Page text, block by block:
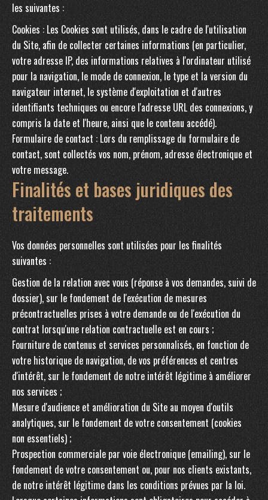
les suivantes :
Cookies : Les Cookies sont utilisés, dans le cadre de l'utilisation
du Site, afin de collecter certaines informations (en particulier,
votre adresse IP, des informations relatives à l'ordinateur utilisé
pour la navigation, le mode de connexion, le type et la version du
navigateur internet, le système d'exploitation et d'autres
identifiants techniques ou encore l'adresse URL des connexions, y
compris la date et l'heure, ainsi que le contenu accédé).
Formulaire de contact : Lors du remplissage du formulaire de
contact, sont collectés vos nom, prénom, adresse électronique et
votre message.
Finalités et bases juridiques des
traitements
Vos données personnelles sont utilisées pour les finalités
suivantes :
Gestion de la relation avec vous (réponse à vos demandes, suivi de
dossier), sur le fondement de l'exécution de mesures
précontractuelles prises à votre demande ou de l'exécution du
contrat lorsqu'une relation contractuelle est en cours ;
Fourniture de contenus et services personnalisés, en fonction de
votre historique de navigation, de vos préférences et centres
d'intérêt, sur le fondement de notre intérêt légitime à améliorer
nos services ;
Mesure d'audience et amélioration du Site au moyen d'outils
analytiques, sur le fondement de votre consentement (cookies
non essentiels) ;
Prospection commerciale par voie électronique (emailing), sur le
fondement de votre consentement ou, pour nos clients existants,
de notre intérêt légitime dans les conditions prévues par la loi.